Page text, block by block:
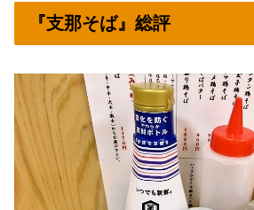
『支那そば』総評